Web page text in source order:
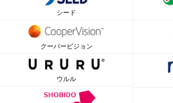
シード
クーパービジョン
ウルル